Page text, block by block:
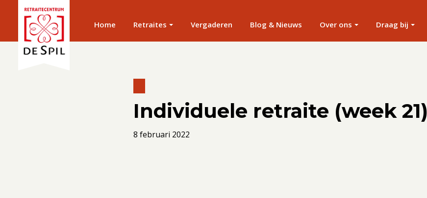
Home Retraites Vergaderen Blog & Nieuws Over ons Draag bij
Individuele retraite (week
8 februari 2022